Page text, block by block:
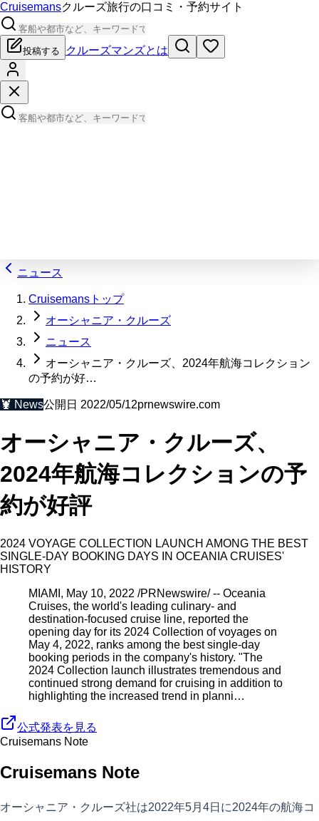
Cruisemansクルーズ旅行の口コミ・予約サイト
投稿する クルーズマンズとは
ニュース
Cruisemansトップ
オーシャニア・クルーズ
ニュース
オーシャニア・クルーズ、2024年航海コレクション
の予約が好…
🦞 News公開日 2022/05/12prnewswire.com
オーシャニア・クルーズ、
2024年航海コレクションの予
約が好評
2024 VOYAGE COLLECTION LAUNCH AMONG THE BEST
SINGLE-DAY BOOKING DAYS IN OCEANIA CRUISES'
HISTORY
MIAMI, May 10, 2022 /PRNewswire/ -- Oceania
Cruises, the world's leading culinary- and
destination-focused cruise line, reported the
opening day for its 2024 Collection of voyages on
May 4, 2022, ranks among the best single-day
booking periods in the company's history. "The
2024 Collection launch illustrates tremendous and
continued strong demand for cruising in addition to
highlighting the increased trend in planni…
公式発表を見る
Cruisemans Note
Cruisemans Note
オーシャニア・クルーズ社は2022年5月4日に2024年の航海コ